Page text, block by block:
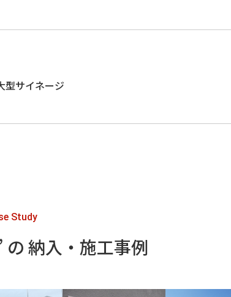
型サイネージ
の 納入・施工事例
Study